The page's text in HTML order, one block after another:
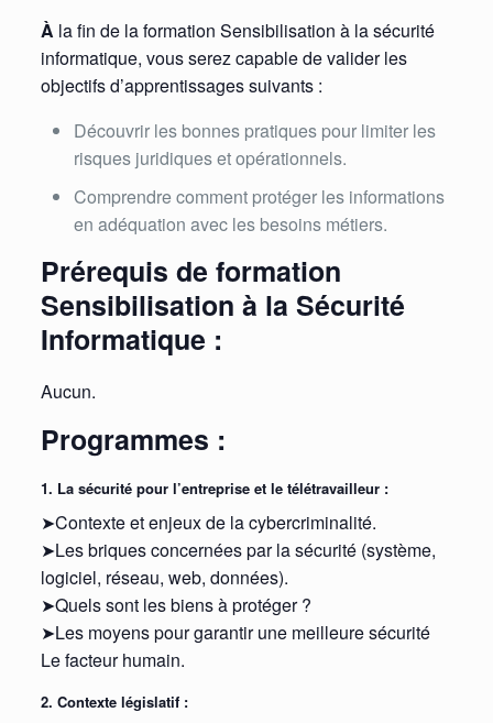
À la fin de la formation Sensibilisation à la sécurité
informatique, vous serez capable de valider les
objectifs d’apprentissages suivants :
Découvrir les bonnes pratiques pour limiter les
risques juridiques et opérationnels.
Comprendre comment protéger les informations
en adéquation avec les besoins métiers.
Prérequis de formation
Sensibilisation à la Sécurité
Informatique :
Aucun.
Programmes :
1. La sécurité pour l’entreprise et le télétravailleur :
➤Contexte et enjeux de la cybercriminalité.
➤Les briques concernées par la sécurité (système,
logiciel, réseau, web, données).
➤Quels sont les biens à protéger ?
➤Les moyens pour garantir une meilleure sécurité
Le facteur humain.
2. Contexte législatif :